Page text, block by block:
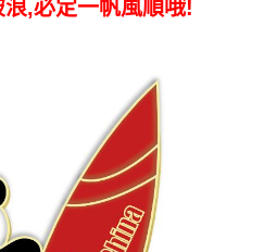
,必定一帆風順哦!